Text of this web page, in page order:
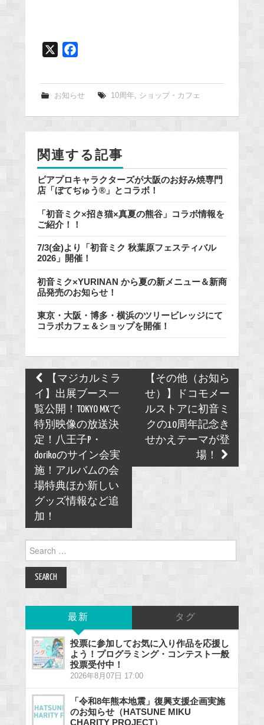
e
k
お知らせ 10周年, ショップ・カフェ
関連する記事
ピアプロキャラクターズが大阪のお好み焼専門
店「ぼてぢゅう®」とコラボ！
「初音ミク×招き猫×真夏の熊谷」コラボ情報を
ご紹介！！
7/3(金)より「初音ミク 秋葉原フェスティバル
2026」開催！
初音ミク×YURINAN から夏の新メニュー＆新商
品発売のお知らせ！
東京・大阪・博多・横浜のツリービレッジにて
コラボカフェ＆ショップを開催！
Post
navigation
【マジカルミラ
イ】出展ブース一
覧公開！TOKYO MXで
特別映像の放送決
定！八王子P・
dorikoのサイン会実
施！アルバムの会
場特典ほか新しい
グッズ情報など追
加！
【その他（お知ら
せ）】ドコモメー
ルストアに初音ミ
クの10周年記念き
せかえテーマが登
場！
for:
最新 タグ
投票に参加してお気に入り作品を応援し
よう！プログラミング・コンテスト一般
投票受付中！
2026年8月07日 17:00
「令和8年熊本地震」復興支援企画実施
のお知らせ（HATSUNE MIKU
CHARITY PROJECT）